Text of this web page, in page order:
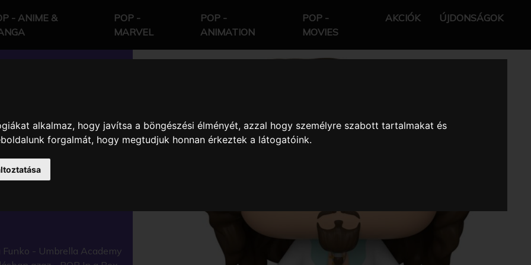
alkalmaz, hogy javítsa a böngészési élményét, azzal hogy személyre szabott tartalmakat és
forgalmát, hogy megtudjuk honnan érkeztek a látogatóink.
- ANIME &
POP -
MARVEL
POP -
ANIMATION
POP -
MOVIES
AKCIÓK ÚJDONSÁGOK
- Umbrella Academy